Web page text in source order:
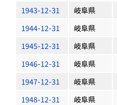
1943-12-31
岐阜県
1944-12-31
岐阜県
1945-12-31
岐阜県
1946-12-31
岐阜県
1947-12-31
岐阜県
1948-12-31
岐阜県